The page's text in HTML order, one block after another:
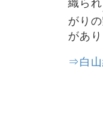
織ら
がりの
があ
⇒白山